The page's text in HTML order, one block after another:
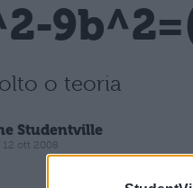
o teoria
Studentville
12 ott 2008